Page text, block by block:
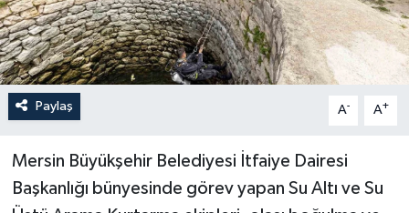
Paylaş A- A+
Mersin Büyükşehir Belediyesi İtfaiye Dairesi
Başkanlığı bünyesinde görev yapan Su Altı ve Su